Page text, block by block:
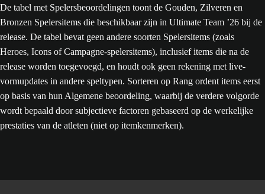
De tabel met Spelersbeoordelingen toont de Gouden, Zilveren en
Bronzen Spelersitems die beschikbaar zijn in Ultimate Team ’26 bij de
release. De tabel bevat geen andere soorten Spelersitems (zoals
Heroes, Icons of Campagne-spelersitems), inclusief items die na de
release worden toegevoegd, en houdt ook geen rekening met live-
vormupdates in andere speltypen. Sorteren op Rang ordent items eerst
op basis van hun Algemene beoordeling, waarbij de verdere volgorde
wordt bepaald door subjectieve factoren gebaseerd op de werkelijke
prestaties van de atleten (niet op itemkenmerken).